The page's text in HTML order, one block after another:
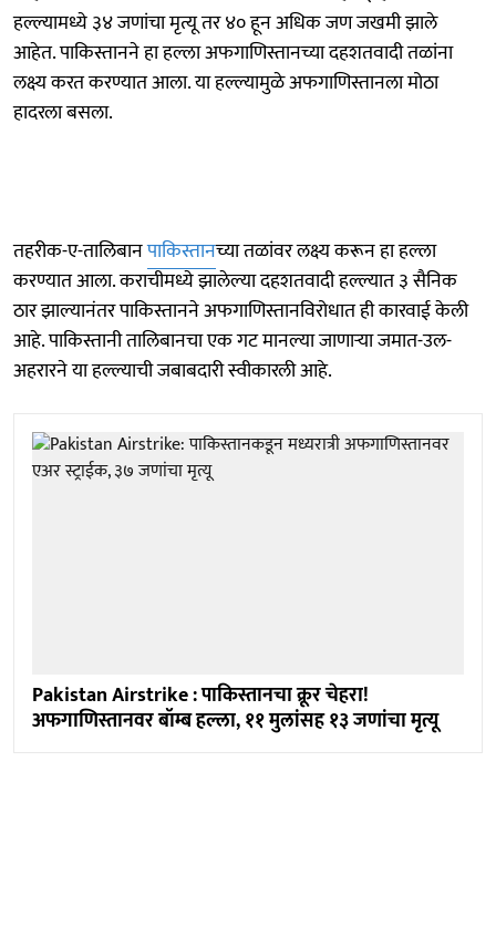
हल्ल्यामध्ये ३४ जणांचा मृत्यू तर ४० हून अधिक जण जखमी झाले
आहेत. पाकिस्तानने हा हल्ला अफगाणिस्तानच्या दहशतवादी तळांना
लक्ष्य करत करण्यात आला. या हल्ल्यामुळे अफगाणिस्तानला मोठा
हादरला बसला.
तहरीक-ए-तालिबानपाकिस्तानच्या तळांवर लक्ष्य करून हा हल्ला
करण्यात आला. कराचीमध्ये झालेल्या दहशतवादी हल्ल्यात ३ सैनिक
ठार झाल्यानंतर पाकिस्तानने अफगाणिस्तानविरोधात ही कारवाई केली
आहे. पाकिस्तानी तालिबानचा एक गट मानल्या जाणाऱ्या जमात-उल-
अहरारने या हल्ल्याची जबाबदारी स्वीकारली आहे.
Pakistan Airstrike : पाकिस्तानचा क्रूर चेहरा!
अफगाणिस्तानवर बॉम्ब हल्ला, ११ मुलांसह १३ जणांचा मृत्यू